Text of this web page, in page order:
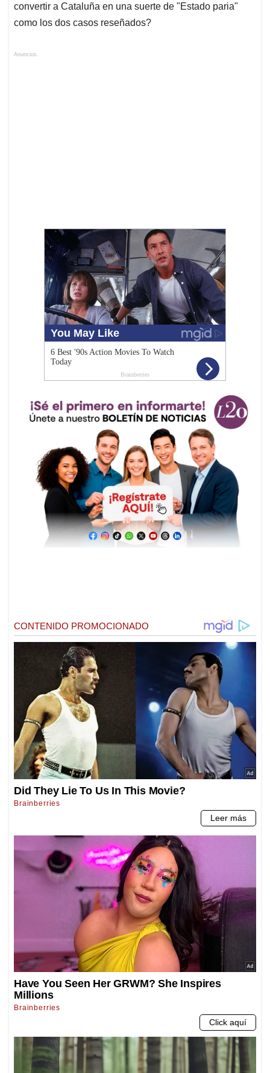
convertir a Cataluña en una suerte de "Estado paria"
como los dos casos reseñados?
Anuncios.